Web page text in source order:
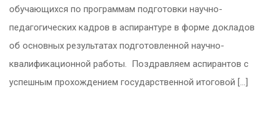
обучающихся по программам подготовки научно-
педагогических кадров в аспирантуре в форме докладов
об основных результатах подготовленной научно-
квалификационной работы. Поздравляем аспирантов с
успешным прохождением государственной итоговой […]